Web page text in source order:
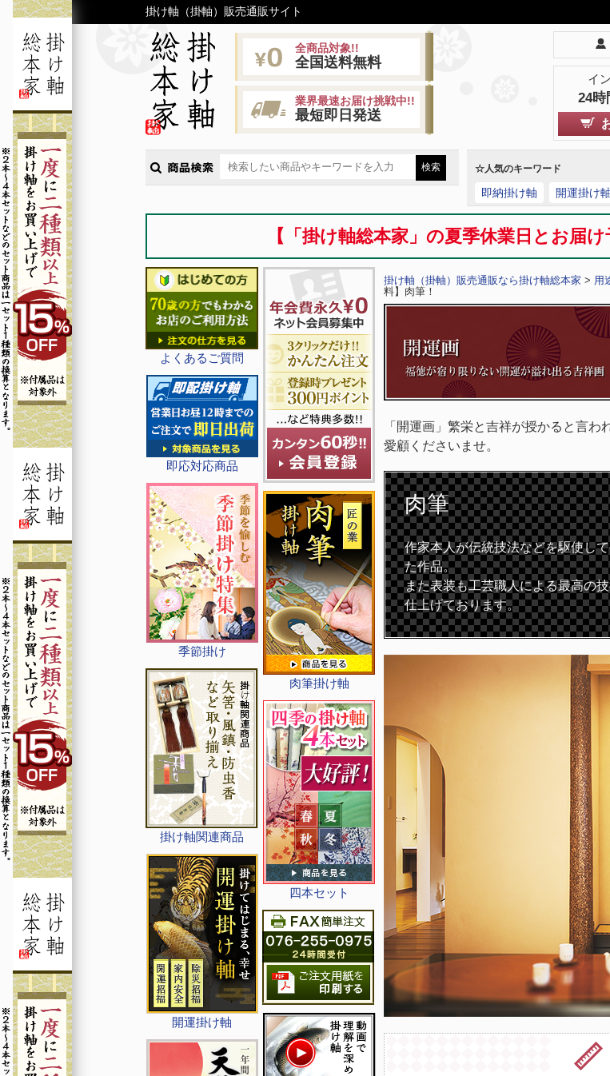
掛け軸（掛軸）販売通販サイト
全商品対象!!
全国送料無料
業界最速お届け挑戦中!!
最短即日発送
イ
24時
☆人気のキーワード
即納掛け軸 開運掛け軸
【「掛け軸総本家」の夏季休業日とお
よくあるご質問
即応対応商品
季節掛け
掛け軸関連商品
開運掛け軸
肉筆掛け軸
四本セット
掛け軸（掛軸）販売通販なら掛け軸総本家 > 用
料】肉筆！
「開運画」繁栄と吉祥が授かると言
愛顧くださいませ。
肉筆
作家本人が伝統技法などを駆使し
た作品。
また表装も工芸職人による最高の
仕上げております。